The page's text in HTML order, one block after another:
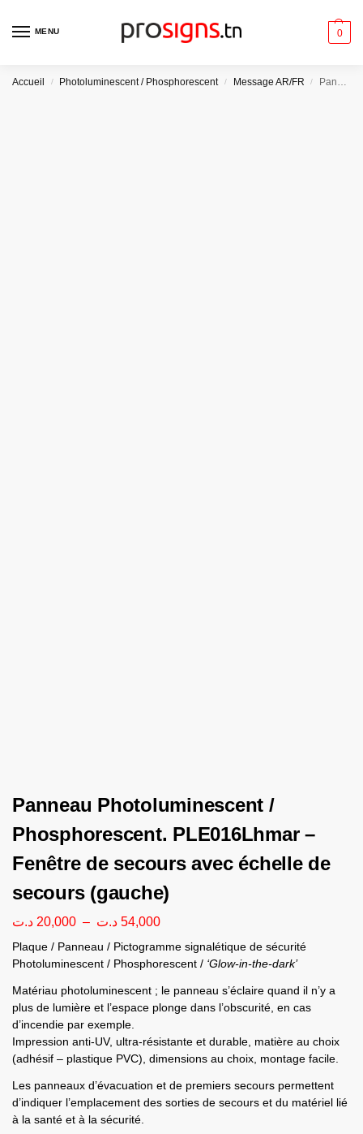
MENU 0
Accueil / Photoluminescent / Phosphorescent / Message AR/FR / Panneau Photoluminescent / Phosphorescent. PLE016Lhmar – Fenêtre de secours avec échelle de secours (gauche)
Panneau Photoluminescent /
Phosphorescent. PLE016Lhmar –
Fenêtre de secours avec échelle de
secours (gauche)
20,000 د.ت – 54,000 د.ت
Plaque / Panneau / Pictogramme signalétique de sécurité
Photoluminescent / Phosphorescent / ‘Glow-in-the-dark’
Matériau photoluminescent ; le panneau s’éclaire quand il n’y a
plus de lumière et l’espace plonge dans l’obscurité, en cas
d’incendie par exemple.
Impression anti-UV, ultra-résistante et durable, matière au choix
(adhésif – plastique PVC), dimensions au choix, montage facile.
Les panneaux d’évacuation et de premiers secours permettent
d’indiquer l’emplacement des sorties de secours et du matériel lié
à la santé et à la sécurité.